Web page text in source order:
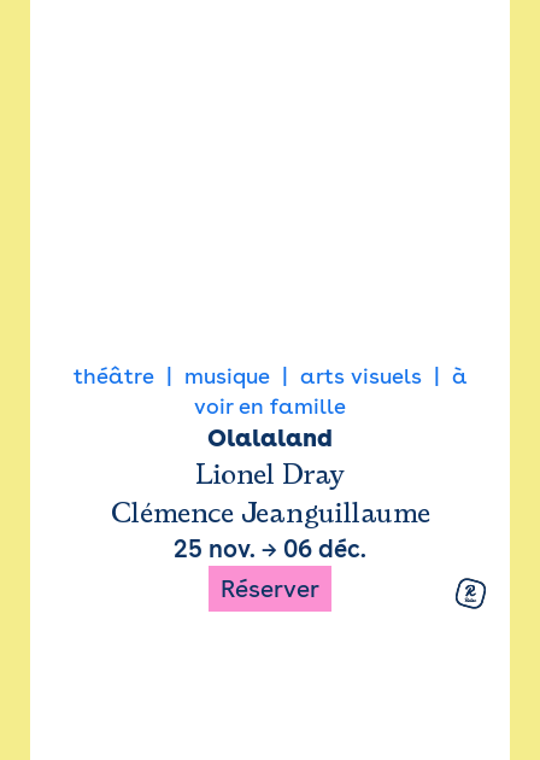
théâtre musique arts visuels
à
voir en famille
Olalaland
Lionel Dray
Clémence Jeanguillaume
25 nov. → 06 déc.
Réserver